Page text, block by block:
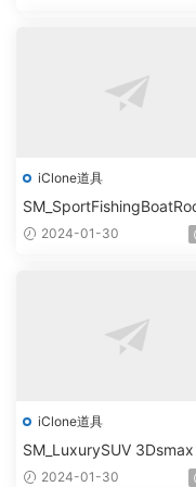
iClone道具
2024-01-30
iClone道具
SM_LuxurySUV 3Dsmax
2024-01-30